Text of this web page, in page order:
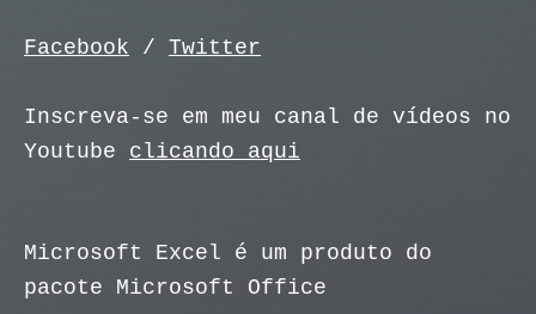
Facebook / Twitter
Inscreva-se em meu canal de vídeos no
Youtube clicando aqui
Microsoft Excel é um produto do
pacote Microsoft Office